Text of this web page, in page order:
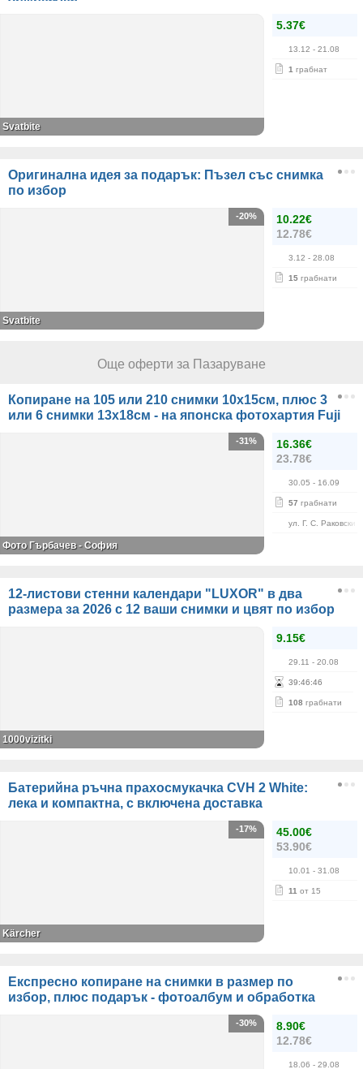
5.37€
13.12 - 21.08
1 грабнат
Svatbite
Оригинална идея за подарък: Пъзел със снимка
по избор
10.22€
12.78€
3.12 - 28.08
15 грабнати
-20%
Svatbite
Още оферти за Пазаруване
Копиране на 105 или 210 снимки 10х15см, плюс 3
или 6 снимки 13х18см - на японска фотохартия Fuji
16.36€
23.78€
30.05 - 16.09
57 грабнати
ул. Г. С. Раковски
-31%
Фото Гърбачев - София
12-листови стенни календари "LUXOR" в два
размера за 2026 с 12 ваши снимки и цвят по избор
9.15€
29.11 - 20.08
39:46:46
108 грабнати
1000vizitki
Батерийна ръчна прахосмукачка CVH 2 White:
лека и компактна, с включена доставка
45.00€
53.90€
10.01 - 31.08
11 от 15
-17%
Kärcher
Експресно копиране на снимки в размер по
избор, плюс подарък - фотоалбум и обработка
8.90€
12.78€
18.06 - 29.08
-30%